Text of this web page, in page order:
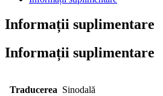
Informații suplimentare
Informații suplimentare
Traducerea Sinodală